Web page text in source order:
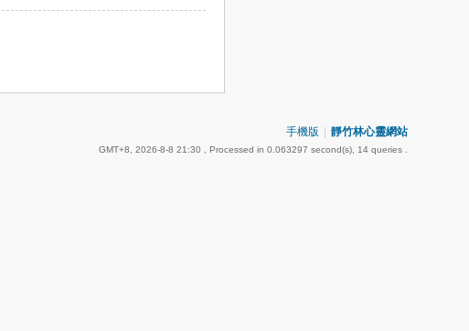
手機版 靜竹林心靈網站
GMT+8, 2026-8-8 21:30 , Processed in 0.063297 second(s), 14 queries .